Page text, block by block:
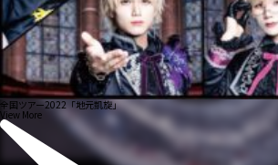
全国ツアー2022「地元凱旋」
View More